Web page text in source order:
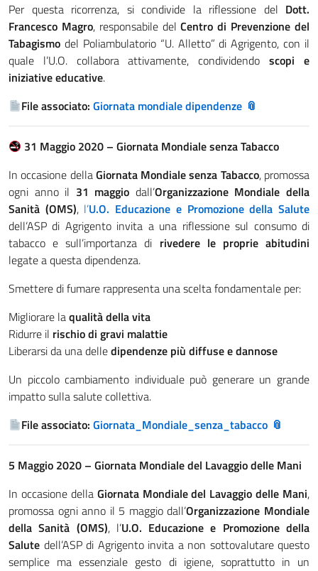
Per questa ricorrenza, si condivide la riflessione del Dott.
Francesco Magro, responsabile delCentro di Prevenzione del
Tabagismo del Poliambulatorio “U. Alletto” di Agrigento, con il
quale l’U.O. collabora attivamente, condividendoscopi e
iniziative educative.
File associato:Giornata mondiale dipendenze
31 Maggio 2020 – Giornata Mondiale senza Tabacco
In occasione dellaGiornata Mondiale senza Tabacco, promossa
ogni anno il 31 maggio dall’Organizzazione Mondiale della
Sanità (OMS), l’U.O. Educazione e Promozione della Salute
dell’ASP di Agrigento invita a una riflessione sul consumo di
tabacco e sull’importanza di rivedere le proprie abitudini
legate a questa dipendenza.
Smettere di fumare rappresenta una scelta fondamentale per:
Migliorare laqualità della vita
Ridurre il rischio di gravi malattie
Liberarsi da una delledipendenze più diffuse e dannose
Un piccolo cambiamento individuale può generare un grande
impatto sulla salute collettiva.
File associato:Giornata_Mondiale_senza_tabacco
5 Maggio 2020 – Giornata Mondiale del Lavaggio delle Mani
In occasione della Giornata Mondiale del Lavaggio delle Mani,
promossa ogni anno il 5 maggio dall’Organizzazione Mondiale
della Sanità (OMS), l’U.O. Educazione e Promozione della
Salute dell’ASP di Agrigento invita a non sottovalutare questo
semplice ma essenziale gesto di igiene, soprattutto in un